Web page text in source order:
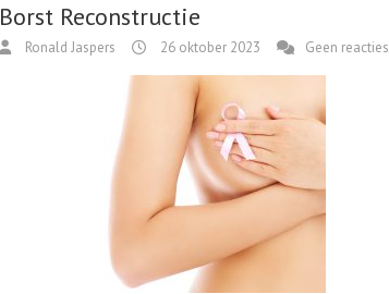
Borst Reconstructie
Ronald Jaspers 26 oktober 2023 Geen reacties